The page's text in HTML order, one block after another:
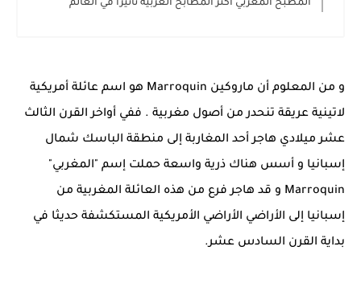
المطبخ المغربي أكثر المطابخ العربية تأثيرا في العالم
و من المعلوم أن ماروكين Marroquin هو اسم عائلة أمريكية
لاتينية عريقة تنحدر من أصول مغربية . ففي أواخر القرن الثالث
عشر ميلادي هاجر أحد المغاربة إلى منطقة الباسك شمال
إسبانيا و أسس هناك ذرية واسعة حملت إسم "المغربي"
Marroquin و قد هاجر فرع من هذه العائلة المغربية من
إسبانيا إلى الأراضي الأراضي الأمريكية المستكشفة حديثا في
بداية القرن السادس عشر.